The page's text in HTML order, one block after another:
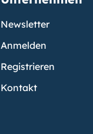
Newsletter
Anmelden
Registrieren
Kontakt